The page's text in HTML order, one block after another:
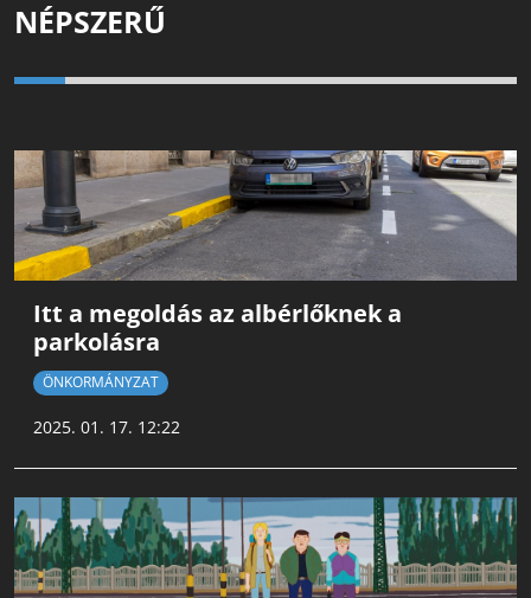
NÉPSZERŰ
Itt a megoldás az albérlőknek a
parkolásra
ÖNKORMÁNYZAT
2025. 01. 17. 12:22